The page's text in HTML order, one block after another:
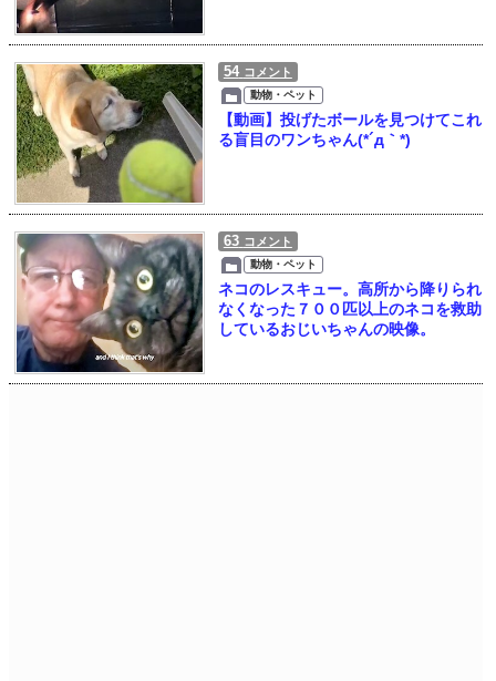
54 コメント
動物・ペット
【動画】投げたボールを見つけてこれ
る盲目のワンちゃん(*´д｀*)
63 コメント
動物・ペット
ネコのレスキュー。高所から降りられ
なくなった７００匹以上のネコを救助
しているおじいちゃんの映像。